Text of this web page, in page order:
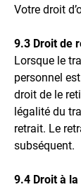
Votre droit
9.3 Droit de
Lorsque le
personnel
droit de le
légalité du
retrait. Le
subséquent.
9.4 Droit à